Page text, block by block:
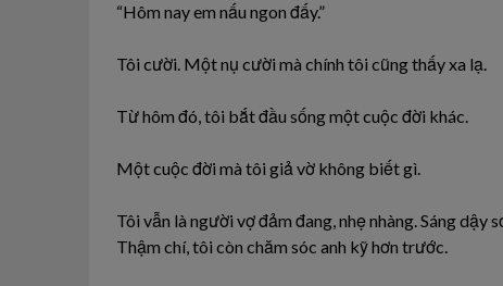
“Hôm nay em nấu ngon đấy.”
Tôi cười. Một nụ cười mà chính tôi cũng thấy xa lạ.
Từ hôm đó, tôi bắt đầu sống một cuộc đời khác.
Một cuộc đời mà tôi giả vờ không biết gì.
Tôi vẫn là người vợ đảm đang, nhẹ nhàng. Sáng dậy
Thậm chí, tôi còn chăm sóc anh kỹ hơn trước.